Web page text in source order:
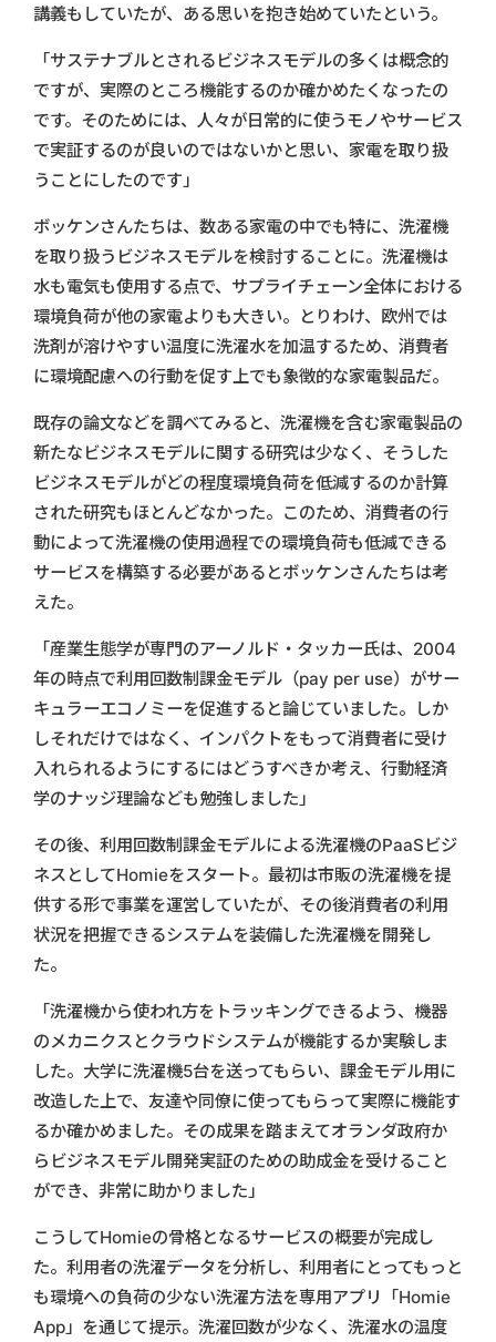
講義もしていたが、ある思いを抱き始めていたという。
「サステナブルとされるビジネスモデルの多くは概念的
ですが、実際のところ機能するのか確かめたくなったの
です。そのためには、人々が日常的に使うモノやサービス
で実証するのが良いのではないかと思い、家電を取り扱
うことにしたのです」
ボッケンさんたちは、数ある家電の中でも特に、洗濯機
を取り扱うビジネスモデルを検討することに。洗濯機は
水も電気も使用する点で、サプライチェーン全体における
環境負荷が他の家電よりも大きい。とりわけ、欧州では
洗剤が溶けやすい温度に洗濯水を加温するため、消費者
に環境配慮への行動を促す上でも象徴的な家電製品だ。
既存の論文などを調べてみると、洗濯機を含む家電製品の
新たなビジネスモデルに関する研究は少なく、そうした
ビジネスモデルがどの程度環境負荷を低減するのか計算
された研究もほとんどなかった。このため、消費者の行
動によって洗濯機の使用過程での環境負荷も低減できる
サービスを構築する必要があるとボッケンさんたちは考
えた。
「産業生態学が専門のアーノルド・タッカー氏は、2004
年の時点で利用回数制課金モデル（pay per use）がサー
キュラーエコノミーを促進すると論じていました。しか
しそれだけではなく、インパクトをもって消費者に受け
入れられるようにするにはどうすべきか考え、行動経済
学のナッジ理論なども勉強しました」
その後、利用回数制課金モデルによる洗濯機のPaaSビジ
ネスとしてHomieをスタート。最初は市販の洗濯機を提
供する形で事業を運営していたが、その後消費者の利用
状況を把握できるシステムを装備した洗濯機を開発し
た。
「洗濯機から使われ方をトラッキングできるよう、機器
のメカニクスとクラウドシステムが機能するか実験しま
した。大学に洗濯機5台を送ってもらい、課金モデル用に
改造した上で、友達や同僚に使ってもらって実際に機能す
るか確かめました。その成果を踏まえてオランダ政府か
らビジネスモデル開発実証のための助成金を受けること
ができ、非常に助かりました」
こうしてHomieの骨格となるサービスの概要が完成し
た。利用者の洗濯データを分析し、利用者にとってもっと
も環境への負荷の少ない洗濯方法を専用アプリ「Homie
App」を通じて提示。洗濯回数が少なく、洗濯水の温度